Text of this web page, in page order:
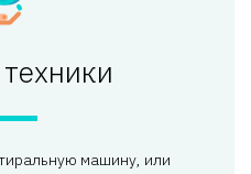
машину, или